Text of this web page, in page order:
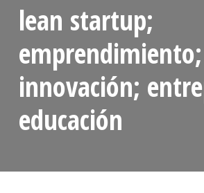
lean startup;
emprendimiento;
innovación;
educación